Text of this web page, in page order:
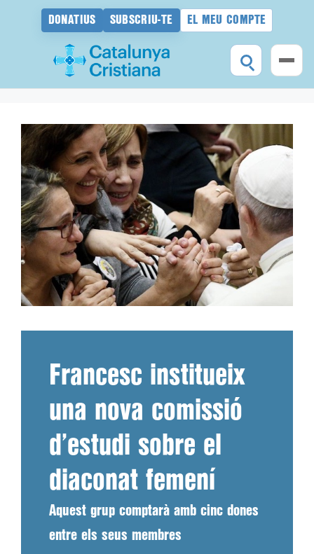
DONATIUS SUBSCRIU-TE EL MEU COMPTE
contingut
Francesc institueix
una nova comissió
d’estudi sobre el
diaconat femení
Aquest grup comptarà amb cinc dones
entre els seus membres